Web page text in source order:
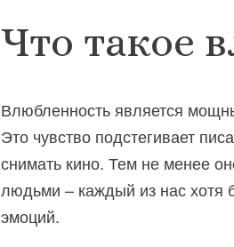
Что такое
Влюбленность является
Это чувство подстегивает
снимать кино. Тем не менее
людьми – каждый из нас хотя
эмоций.